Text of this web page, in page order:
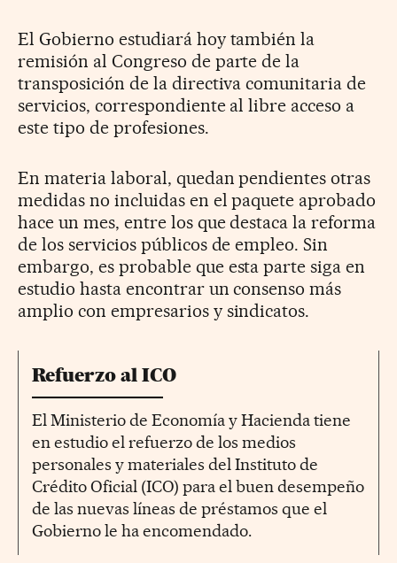
El Gobierno estudiará hoy también la
remisión al Congreso de parte de la
transposición de la directiva comunitaria de
servicios, correspondiente al libre acceso a
este tipo de profesiones.
En materia laboral, quedan pendientes otras
medidas no incluidas en el paquete aprobado
hace un mes, entre los que destaca la reforma
de los servicios públicos de empleo. Sin
embargo, es probable que esta parte siga en
estudio hasta encontrar un consenso más
amplio con empresarios y sindicatos.
Refuerzo al ICO
El Ministerio de Economía y Hacienda tiene
en estudio el refuerzo de los medios
personales y materiales del Instituto de
Crédito Oficial (ICO) para el buen desempeño
de las nuevas líneas de préstamos que el
Gobierno le ha encomendado.